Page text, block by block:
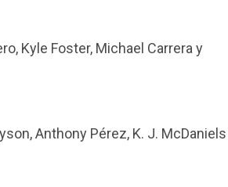
Kyle Foster, Michael Carrera y
Anthony Pérez, K. J. McDaniels